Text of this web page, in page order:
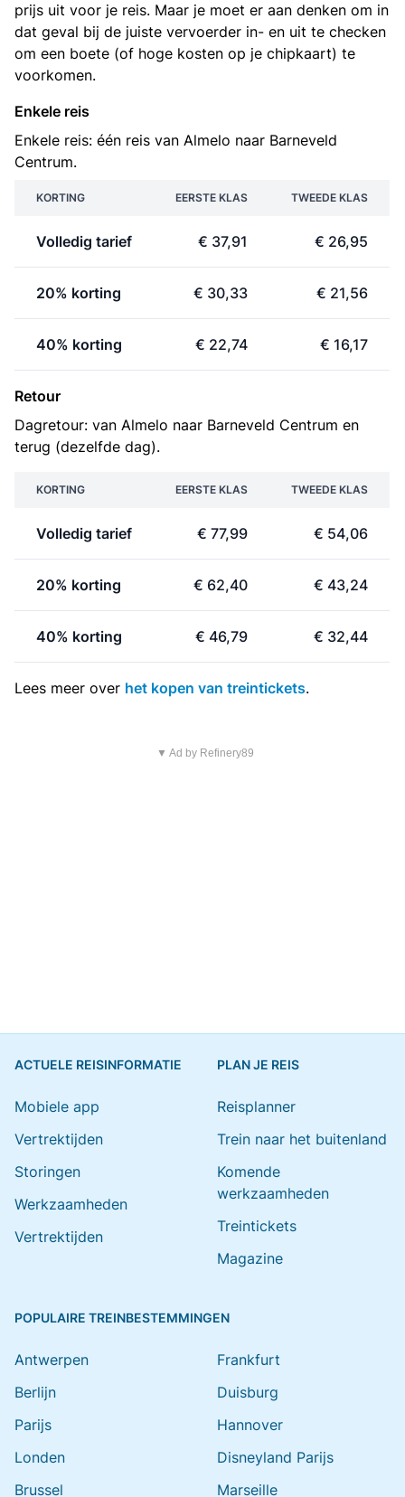
prijs uit voor je reis. Maar je moet er aan denken om in
dat geval bij de juiste vervoerder in- en uit te checken
om een boete (of hoge kosten op je chipkaart) te
voorkomen.
Enkele reis
Enkele reis: één reis van Almelo naar Barneveld
Centrum.
KORTING EERSTE KLAS TWEEDE KLAS
Volledig tarief € 37,91 € 26,95
20% korting € 30,33 € 21,56
40% korting € 22,74 € 16,17
Retour
Dagretour: van Almelo naar Barneveld Centrum en
terug (dezelfde dag).
KORTING EERSTE KLAS TWEEDE KLAS
Volledig tarief € 77,99 € 54,06
20% korting € 62,40 € 43,24
40% korting € 46,79 € 32,44
Lees meer over het kopen van treintickets.
▼ Ad by Refinery89
ACTUELE REISINFORMATIE
Mobiele app
Vertrektijden
Storingen
Werkzaamheden
Vertrektijden
PLAN JE REIS
Reisplanner
Trein naar het buitenland
Komende
werkzaamheden
Treintickets
Magazine
POPULAIRE TREINBESTEMMINGEN
Antwerpen
Berlijn
Parijs
Londen
Brussel
Frankfurt
Duisburg
Hannover
Disneyland Parijs
Marseille